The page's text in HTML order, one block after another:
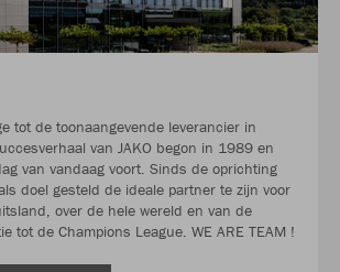
tot de toonaangevende leverancier in
van JAKO begon in 1989 en
van vandaag voort. Sinds de oprichting
doel gesteld de ideale partner te zijn voor
over de hele wereld en van de
tot de Champions League. WE ARE TEAM !